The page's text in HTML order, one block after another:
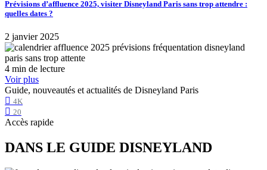
Prévisions d’affluence 2025, visiter Disneyland Paris sans trop attendre :
quelles dates ?
2 janvier 2025
4 min de lecture
Voir plus
Guide, nouveautés et actualités de Disneyland Paris
4K
20
Accès rapide
DANS LE GUIDE DISNEYLAND